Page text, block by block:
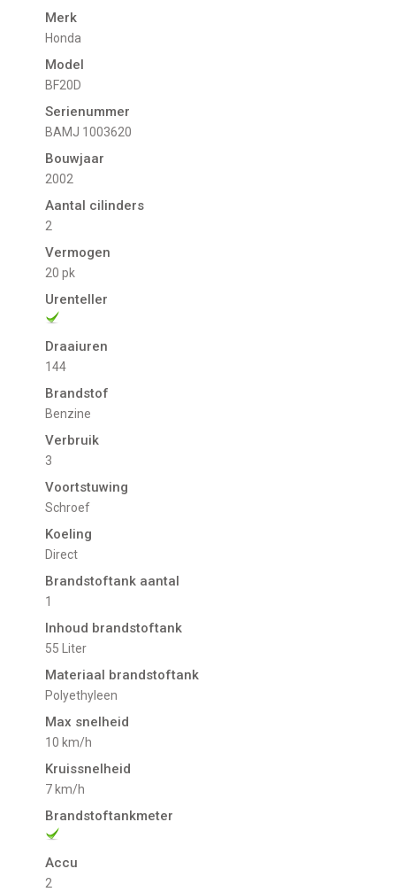
Merk
Honda
Model
BF20D
Serienummer
BAMJ 1003620
Bouwjaar
2002
Aantal cilinders
2
Vermogen
20 pk
Urenteller
Draaiuren
144
Brandstof
Benzine
Verbruik
3
Voortstuwing
schroef
Koeling
direct
Brandstoftank aantal
1
Inhoud brandstoftank
55 Liter
Materiaal brandstoftank
Polyethyleen
Max snelheid
10 km/h
Kruissnelheid
7 km/h
Brandstoftankmeter
Accu
2